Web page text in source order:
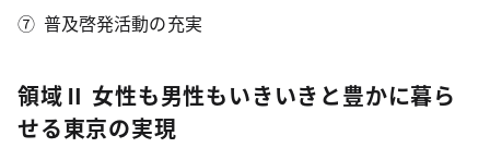
普及啓発活動の充実
領域Ⅱ 女性も男性もいきいきと豊かに暮ら
せる東京の実現